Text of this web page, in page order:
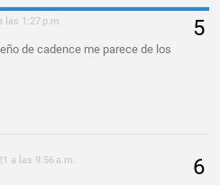
las 1:27 p.m.
de cadence me parece de los
a las 9:56 a.m.